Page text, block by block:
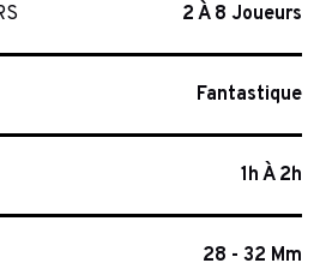
2 À 8 Joueurs
Fantastique
1h À 2h
28 - 32 Mm